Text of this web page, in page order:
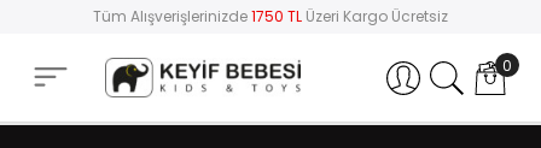
Tüm Alışverişlerinizde1750 TL Üzeri Kargo Ücretsiz
Hesabım 0